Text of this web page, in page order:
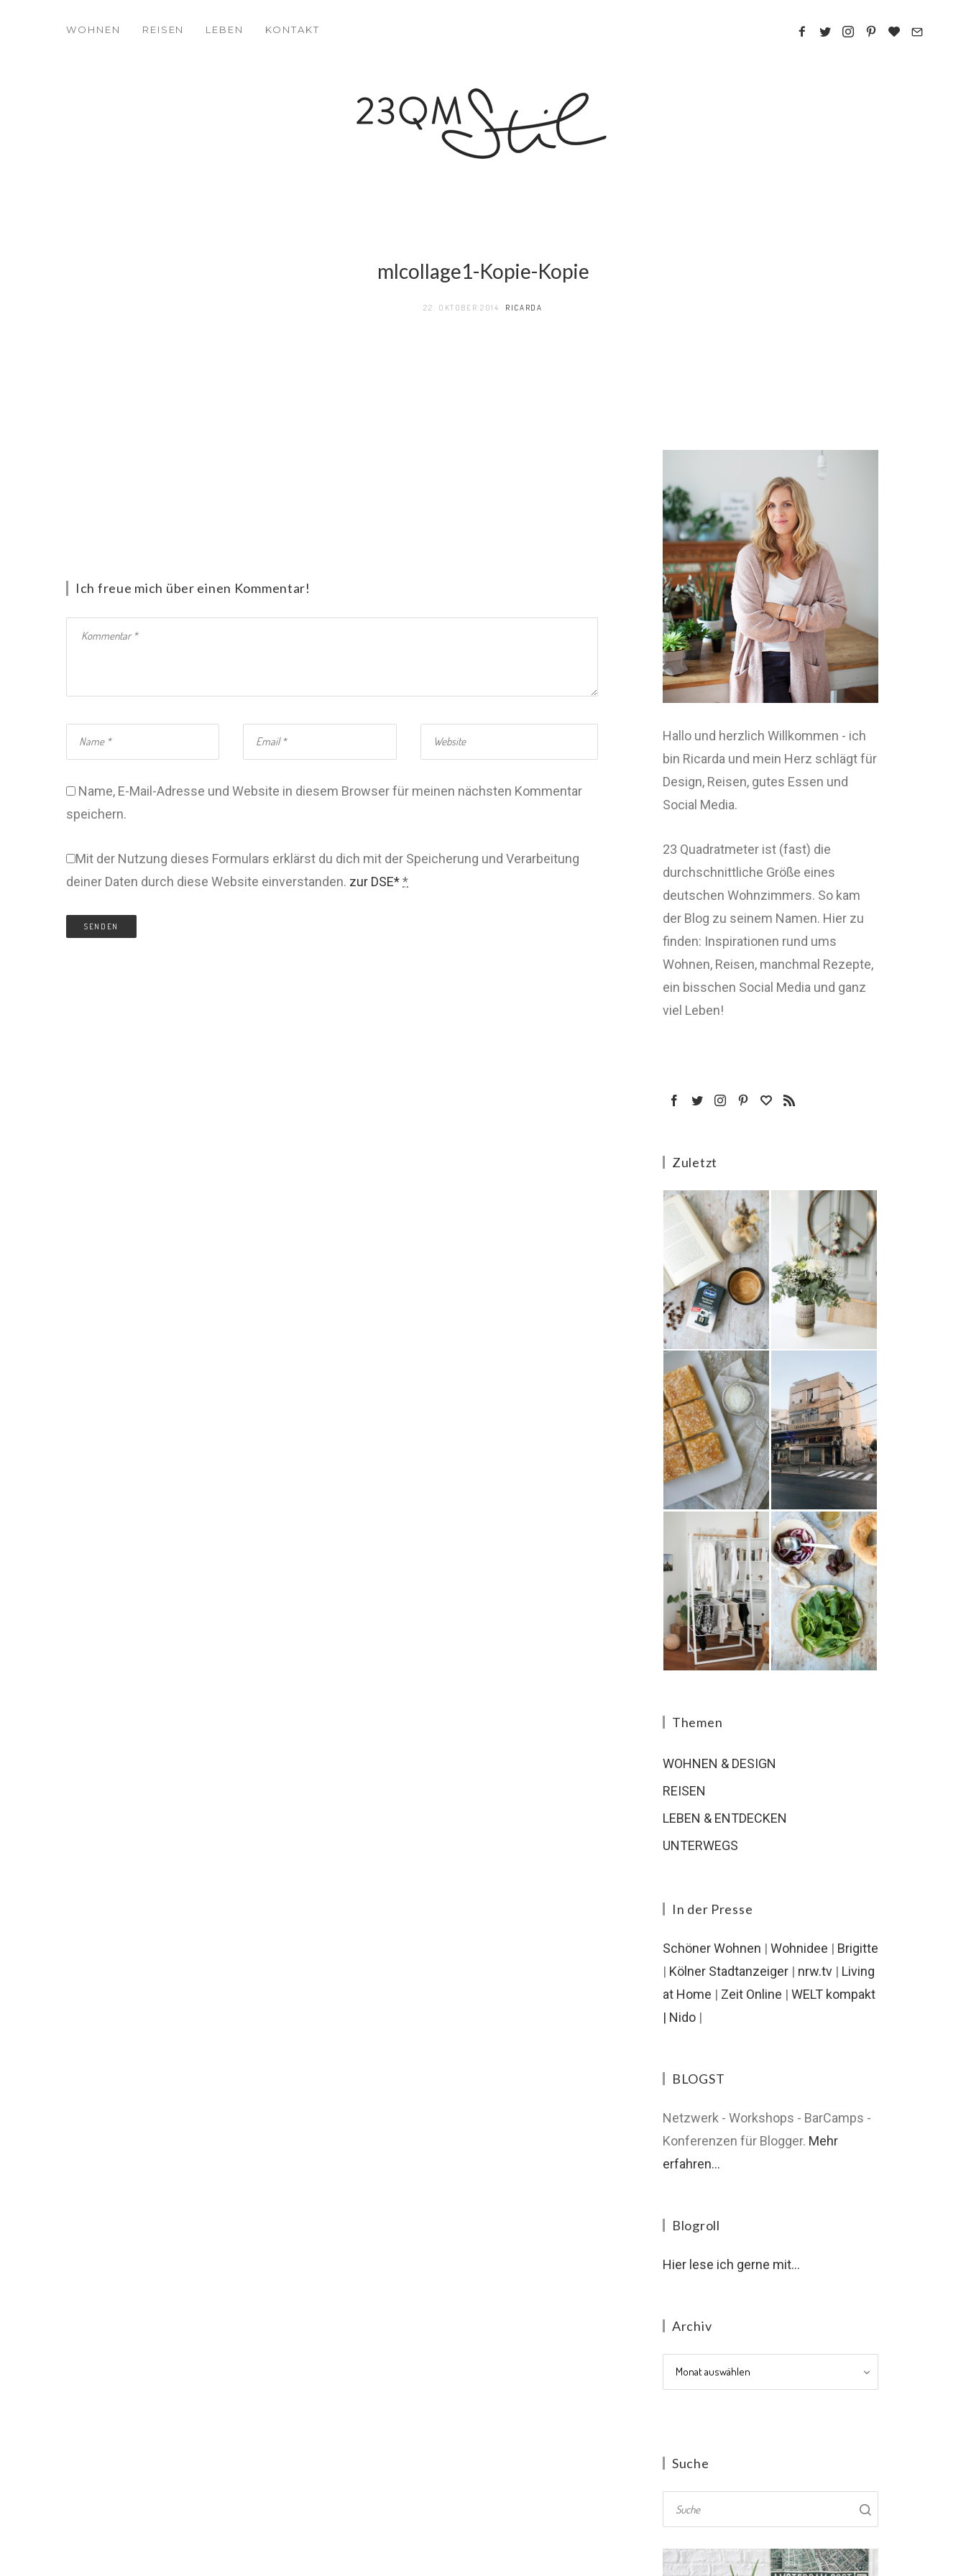
WOHNEN REISEN LEBEN KONTAKT
mlcollage1-Kopie-Kopie
22. OKTOBER 2014 RICARDA
Ich freue mich über einen Kommentar!
Name, E-Mail-Adresse und Website in diesem Browser für meinen nächsten Kommentar
speichern.
Mit der Nutzung dieses Formulars erklärst du dich mit der Speicherung und Verarbeitung
deiner Daten durch diese Website einverstanden. zur DSE**
Hallo und herzlich Willkommen - ich
bin Ricarda und mein Herz schlägt für
Design, Reisen, gutes Essen und
Social Media.
23 Quadratmeter ist (fast) die
durchschnittliche Größe eines
deutschen Wohnzimmers. So kam
der Blog zu seinem Namen. Hier zu
finden: Inspirationen rund ums
Wohnen, Reisen, manchmal Rezepte,
ein bisschen Social Media und ganz
viel Leben!
Zuletzt
Themen
WOHNEN & DESIGN
REISEN
LEBEN & ENTDECKEN
UNTERWEGS
In der Presse
Schöner Wohnen | Wohnidee | Brigitte
| Kölner Stadtanzeiger | nrw.tv | Living
at Home | Zeit Online | WELT kompakt
| Nido |
BLOGST
Netzwerk - Workshops - BarCamps -
Konferenzen für Blogger. Mehr
erfahren...
Blogroll
Hier lese ich gerne mit...
Archiv
Archiv
Suche